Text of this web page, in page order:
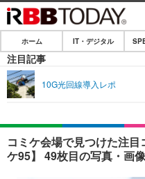
ホーム
IT・デジタル
ネタ
ショッピング
エンタメ
エンタメTOP
ホーム IT・デジタル
注目記事
10G光回線導入レポ
コミケ会場で見つけた注
ケ95】 49枚目の写真・画像